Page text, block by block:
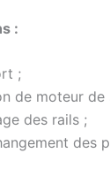
:
;
de moteur de
des rails ;
des